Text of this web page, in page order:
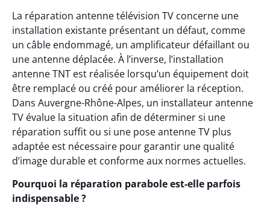
La réparation antenne télévision TV concerne une
installation existante présentant un défaut, comme
un câble endommagé, un amplificateur défaillant ou
une antenne déplacée. À l’inverse, l’installation
antenne TNT est réalisée lorsqu’un équipement doit
être remplacé ou créé pour améliorer la réception.
Dans Auvergne-Rhône-Alpes, un installateur antenne
TV évalue la situation afin de déterminer si une
réparation suffit ou si une pose antenne TV plus
adaptée est nécessaire pour garantir une qualité
d’image durable et conforme aux normes actuelles.
Pourquoi la réparation parabole est-elle parfois
indispensable ?